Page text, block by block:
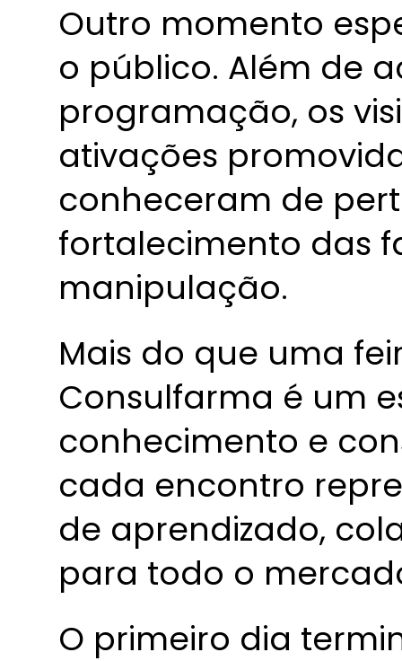
Outro momento
o público. Além de
programação, os
ativações
conheceram de
fortalecimento das
manipulação.
Mais do que uma
Consulfarma é um
conhecimento e
cada encontro
de aprendizado,
para todo o
O primeiro dia